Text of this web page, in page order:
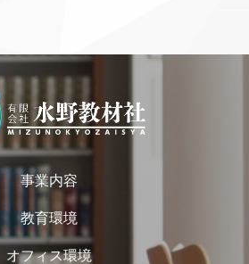
事業内容
教育環境
オフィス環境